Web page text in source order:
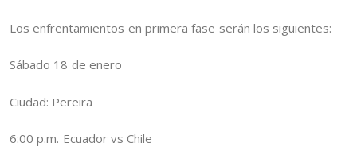
Los enfrentamientos en primera fase serán los siguientes:
Sábado 18 de enero
Ciudad: Pereira
6:00 p.m. Ecuador vs Chile